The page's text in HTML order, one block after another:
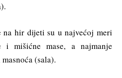
hir dijeti su u najvećoj meri
i mišićne mase, a najmanje
(sala).